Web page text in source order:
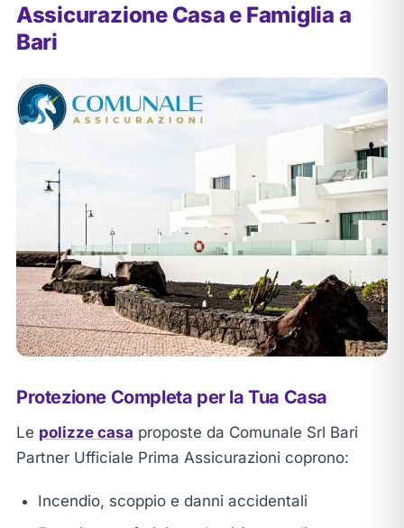
Assicurazione Casa e Famiglia a
Bari
Protezione Completa per la Tua Casa
Le polizze casa proposte da Comunale Srl Bari
Partner Ufficiale Prima Assicurazioni coprono:
Incendio, scoppio e danni accidentali